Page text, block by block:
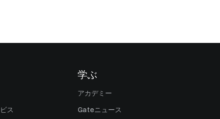
ス
学ぶ
アカデミー
Gateニュース